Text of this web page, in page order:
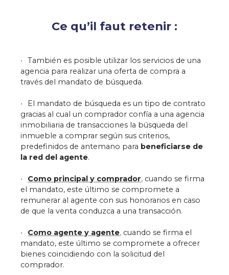
Ce qu’il faut retenir :
También es posible utilizar los servicios de una
agencia para realizar una oferta de compra a
través del mandato de búsqueda.
El mandato de búsqueda es un tipo de contrato
gracias al cual un comprador confía a una agencia
inmobiliaria de transacciones la búsqueda del
inmueble a comprar según sus criterios,
predefinidos de antemano para beneficiarse de
la red del agente.
Como principal y comprador, cuando se firma
el mandato, este último se compromete a
remunerar al agente con sus honorarios en caso
de que la venta conduzca a una transacción.
Como agente y agente, cuando se firma el
mandato, este último se compromete a ofrecer
bienes coincidiendo con la solicitud del
comprador.